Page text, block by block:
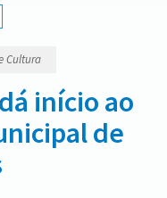
Cultura
início ao
de